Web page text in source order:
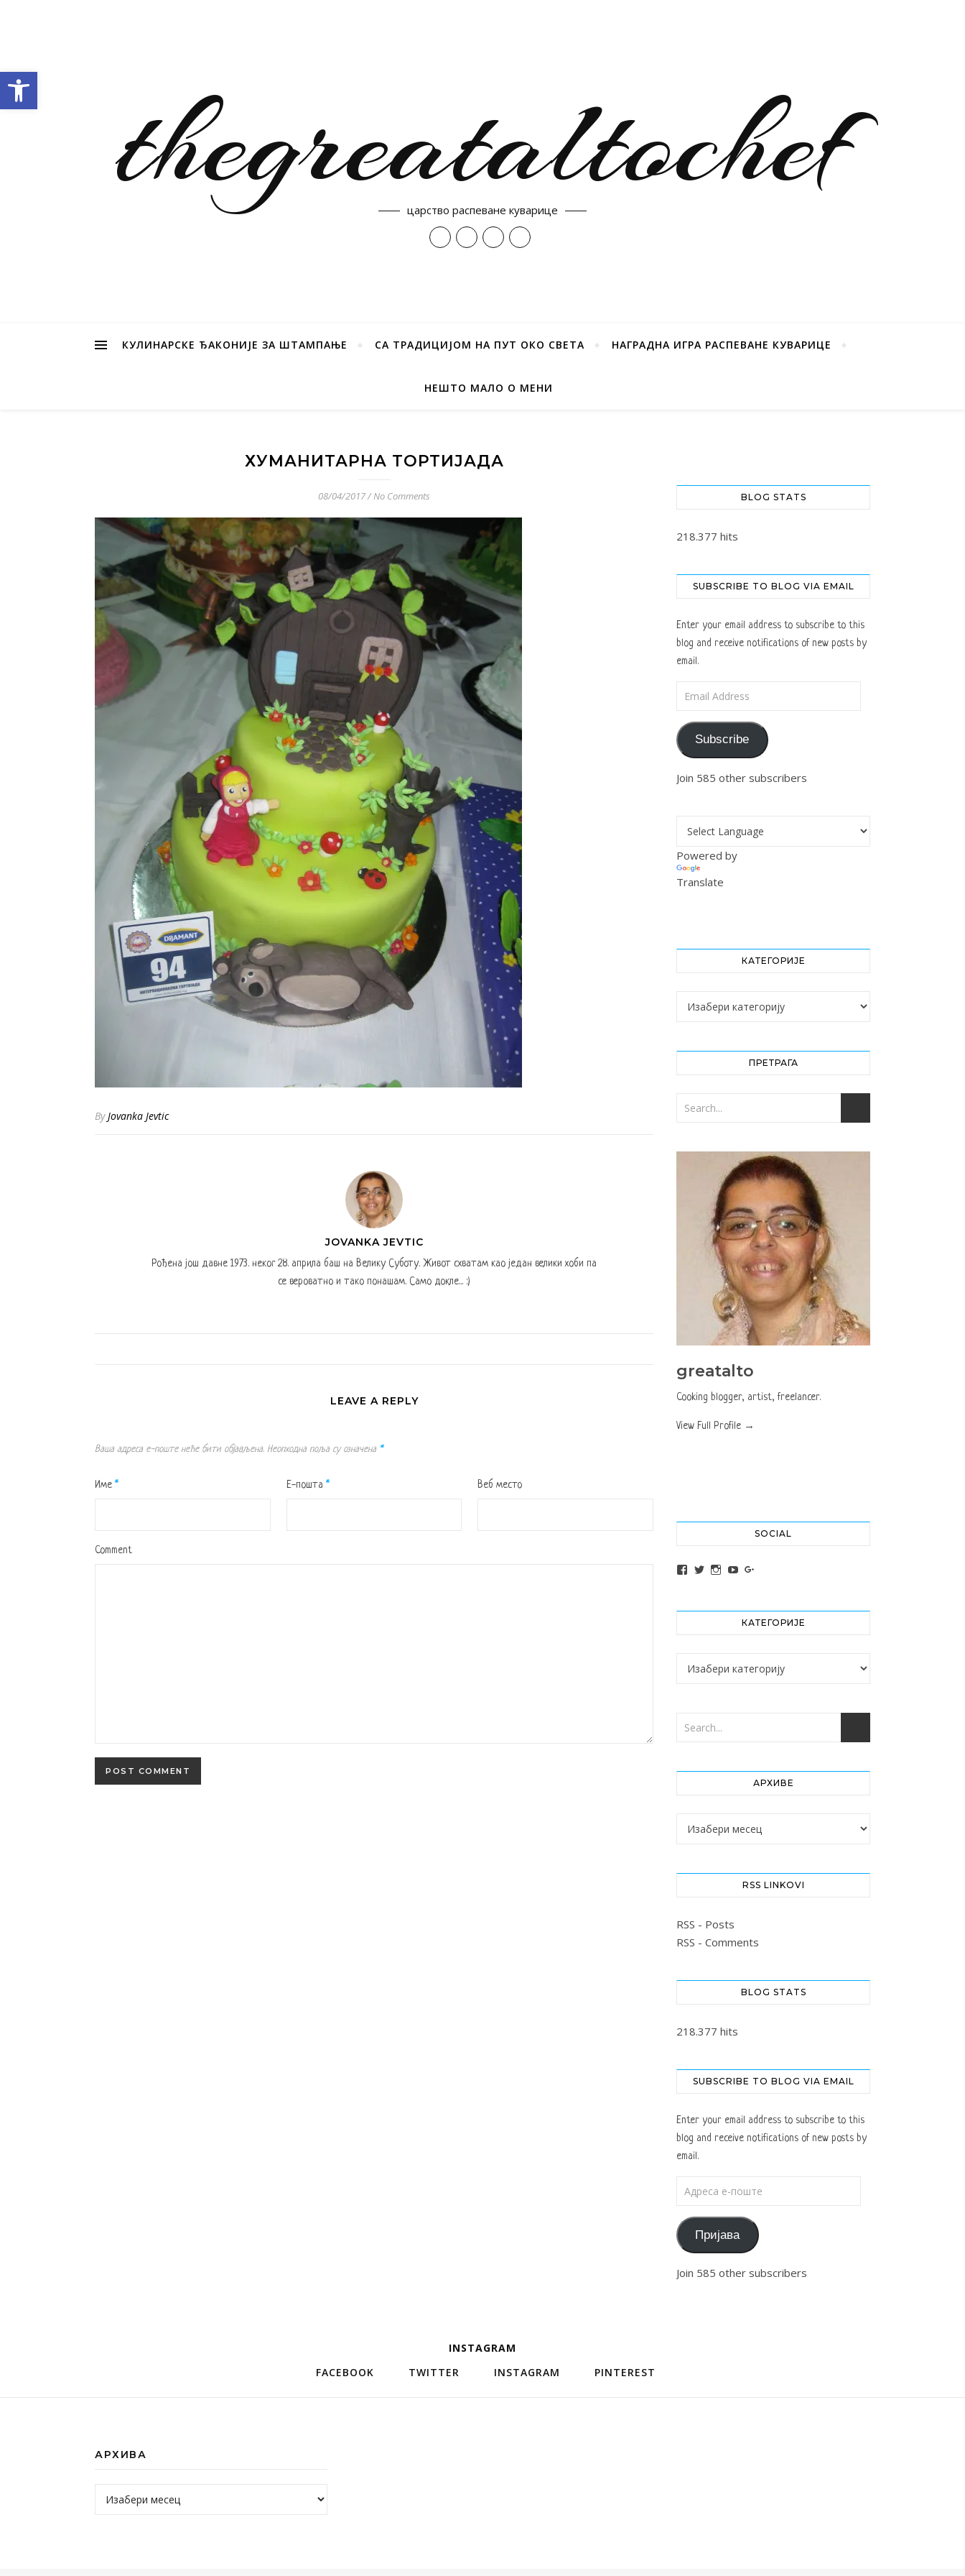
thegreataltochef
царство распеване куварице
КУЛИНАРСКЕ ЂАКОНИЈЕ ЗА ШТАМПАЊЕ СА ТРАДИЦИЈОМ НА ПУТ ОКО СВЕТА НАГРАДНА ИГРА РАСПЕВАНЕ КУВАРИЦЕ
НЕШТО МАЛО О МЕНИ
ХУМАНИТАРНА ТОРТИЈАДА
08/04/2017/No Comments
ByJovanka Jevtic
JOVANKA JEVTIC
Рођена још давне 1973. неког 28. априла баш на Велику Суботу. Живот схватам као један велики хоби па
се вероватно и тако понашам. Само докле... :)
LEAVE A REPLY
Ваша адреса е-поште неће бити објављена. Неопходна поља су означена *
Име * Е-пошта * Веб место
Comment
BLOG STATS
218.377 hits
SUBSCRIBE TO BLOG VIA EMAIL
Enter your email address to subscribe to this
blog and receive notifications of new posts by
email.
Subscribe
Join 585 other subscribers
Powered by
Translate
КАТЕГОРИЈЕ
Категорије
ПРЕТРАГА
greatalto
Cooking blogger, artist, freelancer.
View Full Profile →
SOCIAL
View altochef’s profile on Facebook
View jovancica73’s profile on Twitter
View jovancica73’s profile on Instagram
View jovancica73’s profile on YouTube
КАТЕГОРИЈЕ
Категорије
АРХИВЕ
Архиве
RSS LINKOVI
RSS - Posts
RSS - Comments
BLOG STATS
218.377 hits
SUBSCRIBE TO BLOG VIA EMAIL
Enter your email address to subscribe to this
blog and receive notifications of new posts by
email.
Пријава
Join 585 other subscribers
INSTAGRAM
FACEBOOK
TWITTER INSTAGRAM PINTEREST
АРХИВА
Архива
Open toolbar